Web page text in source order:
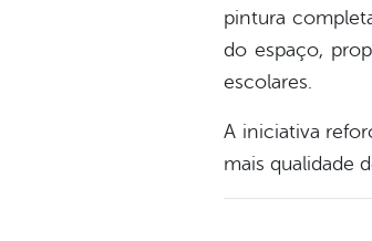
pintura
do espaço,
escolares.
A iniciativa
mais qualidade